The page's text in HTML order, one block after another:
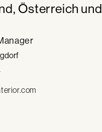
Österreich und